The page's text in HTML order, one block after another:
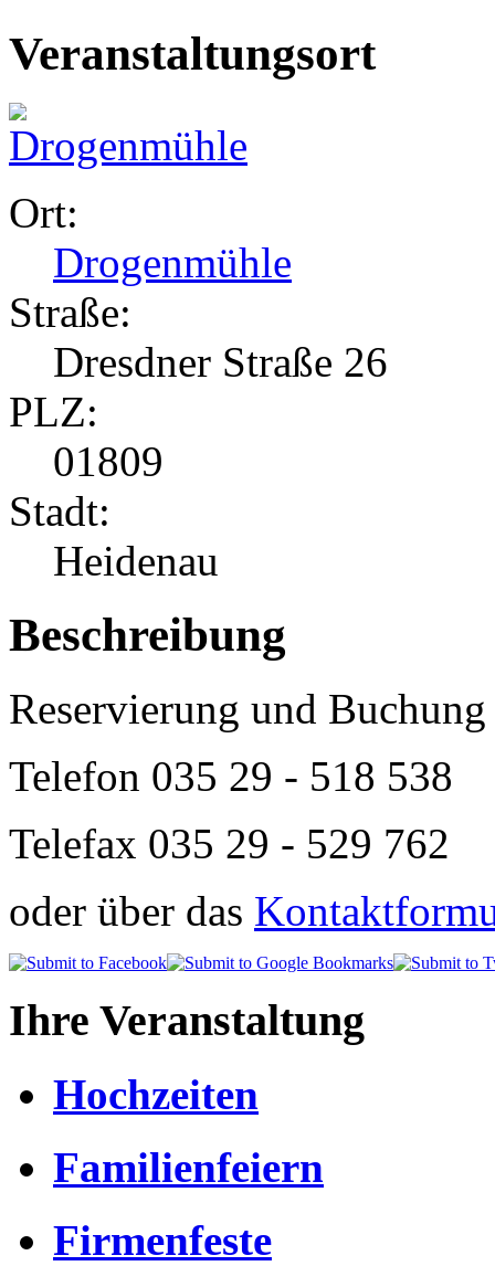
Veranstaltungsort
Ort:
Drogenmühle
Straße:
Dresdner Straße 26
PLZ:
01809
Stadt:
Heidenau
Beschreibung
Reservierung und
Telefon 035 29 - 518 538
Telefax 035 29 - 529 762
oder über das
Ihre Veranstaltung
Hochzeiten
Familienfeiern
Firmenfeste